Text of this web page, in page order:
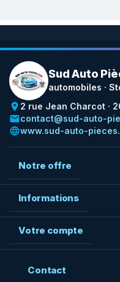
Sud Auto
automobiles ·
place 2 rue Jean Charcot ·
emailcontact@sud-auto-
languagewww.sud-auto-
Notre offre
Informations
Votre compte
Contact